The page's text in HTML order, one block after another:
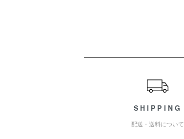
SHIPPING
配送・送料について